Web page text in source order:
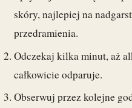
skóry, najlepiej na
przedramienia.
Odczekaj kilka minut, aż
całkowicie odparuje.
Obserwuj przez kolejne